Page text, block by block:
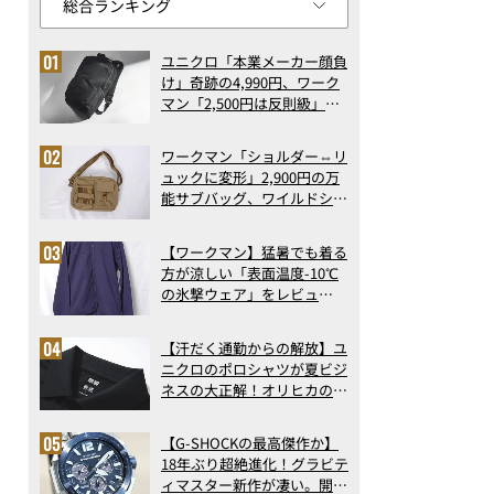
ユニクロ「本業メーカー顔負
け」奇跡の4,990円、ワーク
マン「2,500円は反則級」凄
ト3】（2026年6月版）
ワークマン「ショルダー⇔リ
ュックに変形」2,900円の万
能サブバッグ、ワイルドシン
記事ランキングベスト3】
（2026年6月版）
【ワークマン】猛暑でも着る
方が涼しい「表面温度-10℃
の氷撃ウェア」をレビュ
【汗だく通勤からの解放】ユ
ニクロのポロシャツが夏ビジ
ネスの大正解！オリヒカの透
アの実力
【G-SHOCKの最高傑作か】
18年ぶり超絶進化！グラビテ
ィマスター新作が凄い。開発